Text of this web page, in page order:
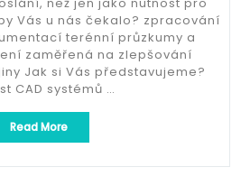
než jen jako nutnost pro
Vás u nás čekalo? zpracování
terénní průzkumy a
zaměřená na zlepšování
Jak si Vás představujeme?
CAD systémů …
Read More„Projektant/ka
ve